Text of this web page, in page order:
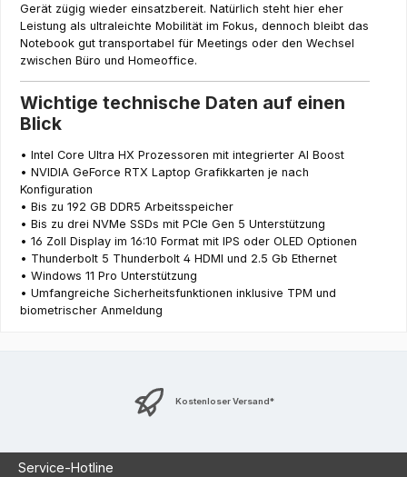
Gerät zügig wieder einsatzbereit. Natürlich steht hier eher
Leistung als ultraleichte Mobilität im Fokus, dennoch bleibt das
Notebook gut transportabel für Meetings oder den Wechsel
zwischen Büro und Homeoffice.
Wichtige technische Daten auf einen
Blick
• Intel Core Ultra HX Prozessoren mit integrierter AI Boost
• NVIDIA GeForce RTX Laptop Grafikkarten je nach
Konfiguration
• Bis zu 192 GB DDR5 Arbeitsspeicher
• Bis zu drei NVMe SSDs mit PCIe Gen 5 Unterstützung
• 16 Zoll Display im 16:10 Format mit IPS oder OLED Optionen
• Thunderbolt 5 Thunderbolt 4 HDMI und 2.5 Gb Ethernet
• Windows 11 Pro Unterstützung
• Umfangreiche Sicherheitsfunktionen inklusive TPM und
biometrischer Anmeldung
Kostenloser Versand*
Service-Hotline